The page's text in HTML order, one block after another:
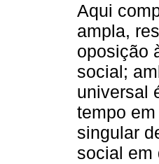
Aqui
ampla,
oposição
social;
universal
tempo
singular
social em